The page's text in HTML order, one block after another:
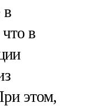
в
в
этом,